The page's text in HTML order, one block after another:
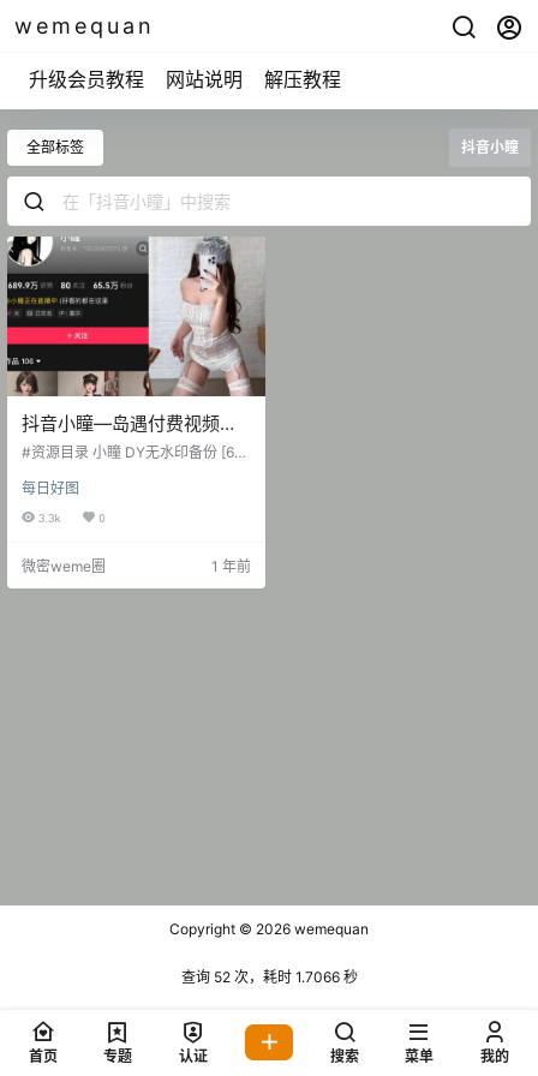
wemequan
升级会员教程 网站说明 解压教程
全部标签 抖音小瞳
抖音小瞳—岛遇付费视频图
片合集【持续更新】
#资源目录 小瞳 DY无水印备份 [69
01期 [11P-6V 29.92 MB] 2025.06.
26 抖音 小瞳 岛遇 NO.002期 [7P-1
抖音 小瞳 岛遇 NO.004期 [19P-4.2
5 MB] 抖音 小瞳 岛遇 NO.…
每日好图
3.3k 0
微密weme圈 1 年前
Copyright © 2026 wemequan
查询 52 次，耗时 1.7066 秒
首页 专题 认证 搜索 菜单 我的